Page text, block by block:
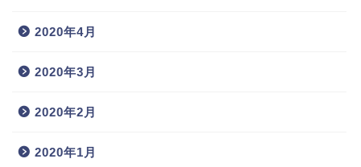
2020年4月
2020年3月
2020年2月
2020年1月